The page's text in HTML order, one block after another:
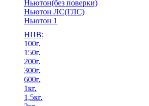
Ньютон(без поверки)
Ньютон ЛС(ГЛС)
Ньютон 1
НПВ:
100г.
150г.
200г.
300г.
600г.
1кг.
1,5кг.